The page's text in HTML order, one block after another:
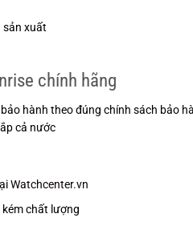
sản xuất
chính hãng
hành theo đúng chính sách bảo
cả nước
Watchcenter.vn
kém chất lượng